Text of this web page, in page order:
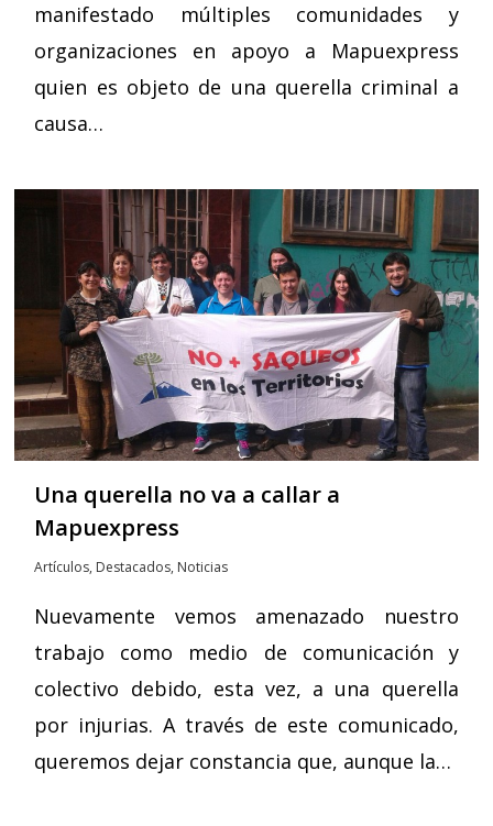
manifestado múltiples comunidades y
organizaciones en apoyo a Mapuexpress
quien es objeto de una querella criminal a
causa…
Una querella no va a callar a
Mapuexpress
Artículos, Destacados, Noticias
Nuevamente vemos amenazado nuestro
trabajo como medio de comunicación y
colectivo debido, esta vez, a una querella
por injurias. A través de este comunicado,
queremos dejar constancia que, aunque la…